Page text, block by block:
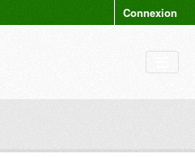
Connexion